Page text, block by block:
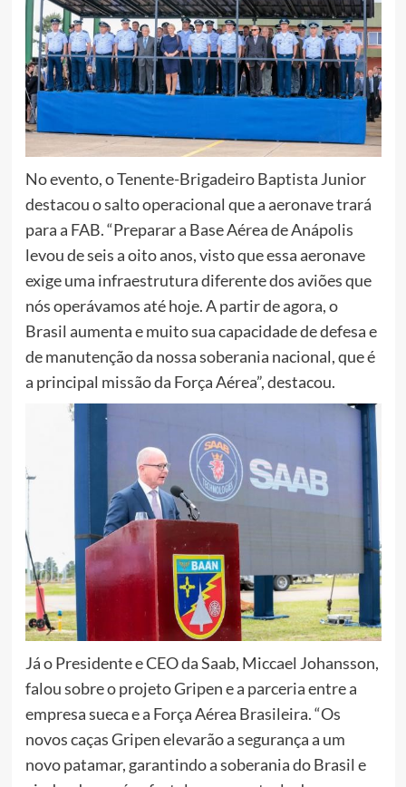
No evento, o Tenente-Brigadeiro Baptista Junior
destacou o salto operacional que a aeronave trará
para a FAB. “Preparar a Base Aérea de Anápolis
levou de seis a oito anos, visto que essa aeronave
exige uma infraestrutura diferente dos aviões que
nós operávamos até hoje. A partir de agora, o
Brasil aumenta e muito sua capacidade de defesa e
de manutenção da nossa soberania nacional, que é
a principal missão da Força Aérea”, destacou.
Já o Presidente e CEO da Saab, Miccael Johansson,
falou sobre o projeto Gripen e a parceria entre a
empresa sueca e a Força Aérea Brasileira. “Os
novos caças Gripen elevarão a segurança a um
novo patamar, garantindo a soberania do Brasil e